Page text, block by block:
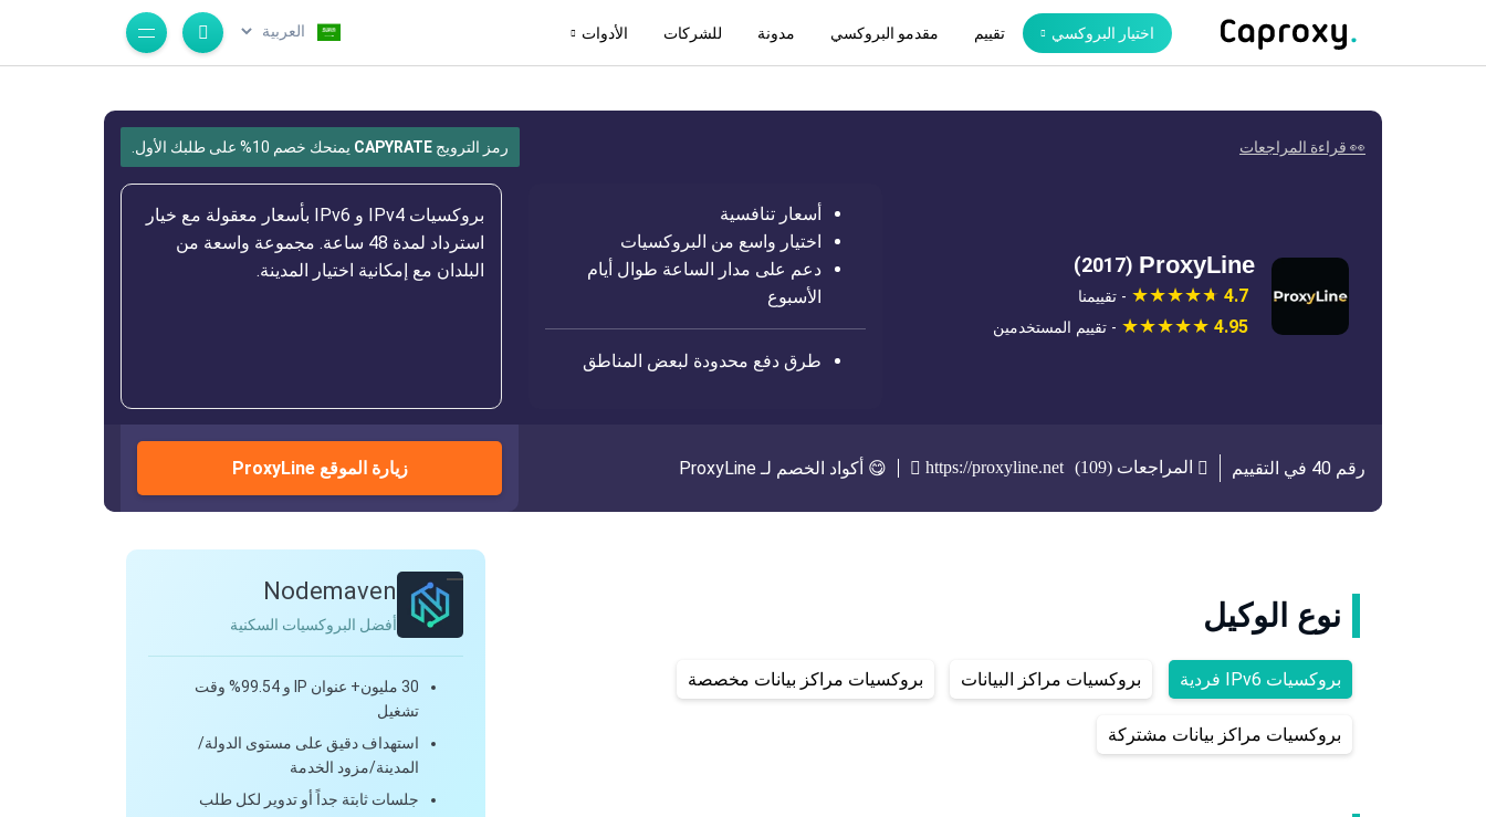
اختيار البروكسي تقييم مقدمو البروكسي مدونة للشركات الأدوات
👀 قراءة المراجعات رمز الترويج CAPYRATE يمنحك خصم 10% على طلبك الأول.
ProxyLine
(2017)
4.7 - تقييمنا
4.95 - تقييم المستخدمين
أسعار تنافسية
اختيار واسع من البروكسيات
دعم على مدار الساعة طوال أيام
الأسبوع
طرق دفع محدودة لبعض المناطق
بروكسيات IPv4 و IPv6 بأسعار معقولة مع خيار
استرداد لمدة 48 ساعة. مجموعة واسعة من
البلدان مع إمكانية اختيار المدينة.
رقم 40 في التقييم المراجعات (109) https://proxyline.net 😋 أكواد الخصم لـ ProxyLine زيارة الموقع ProxyLine
نوع الوكيل
بروكسيات IPv6 فردية بروكسيات مراكز البيانات بروكسيات مراكز بيانات مخصصة
بروكسيات مراكز بيانات مشتركة
Nodemaven
أفضل البروكسيات السكنية
30 مليون+ عنوان IP و 99.54% وقت
تشغيل
استهداف دقيق على مستوى الدولة/
المدينة/مزود الخدمة
جلسات ثابتة جداً أو تدوير لكل طلب